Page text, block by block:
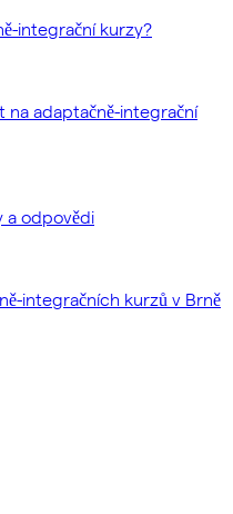
integrační kurzy?
na adaptačně-integrační
a odpovědi
integračních kurzů v Brně